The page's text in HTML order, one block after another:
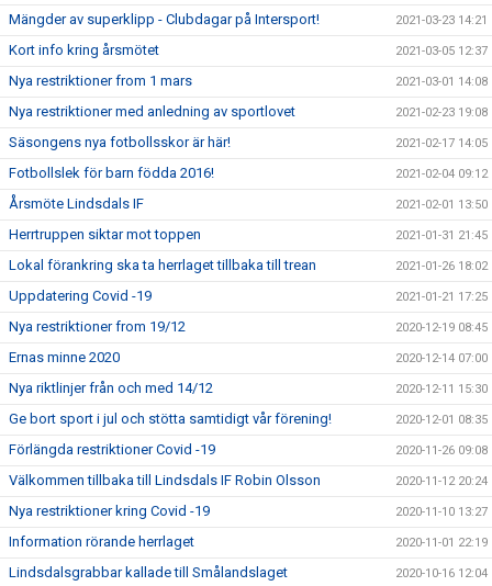
Mängder av superklipp - Clubdagar på Intersport! 2021-03-23 14:21
Kort info kring årsmötet 2021-03-05 12:37
Nya restriktioner from 1 mars 2021-03-01 14:08
Nya restriktioner med anledning av sportlovet 2021-02-23 19:08
Säsongens nya fotbollsskor är här! 2021-02-17 14:05
Fotbollslek för barn födda 2016! 2021-02-04 09:12
Årsmöte Lindsdals IF 2021-02-01 13:50
Herrtruppen siktar mot toppen 2021-01-31 21:45
Lokal förankring ska ta herrlaget tillbaka till trean 2021-01-26 18:02
Uppdatering Covid -19 2021-01-21 17:25
Nya restriktioner from 19/12 2020-12-19 08:45
Ernas minne 2020 2020-12-14 07:00
Nya riktlinjer från och med 14/12 2020-12-11 15:30
Ge bort sport i jul och stötta samtidigt vår förening! 2020-12-01 08:35
Förlängda restriktioner Covid -19 2020-11-26 09:08
Välkommen tillbaka till Lindsdals IF Robin Olsson 2020-11-12 20:24
Nya restriktioner kring Covid -19 2020-11-10 13:27
Information rörande herrlaget 2020-11-01 22:19
Lindsdalsgrabbar kallade till Smålandslaget 2020-10-16 12:04